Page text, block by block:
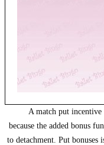
A match put incentive
because the added bonus
to detachment. Put